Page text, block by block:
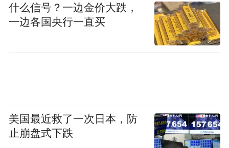
什么信号？一边金价大跌，
一边各国央行一直买
美国最近救了一次日本，防
止崩盘式下跌